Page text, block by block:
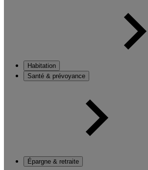
Habitation
Santé & prévoyance
Épargne & retraite